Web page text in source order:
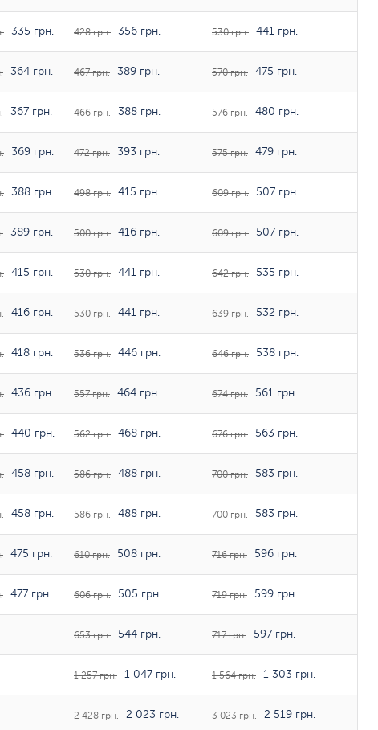
335 грн. 428 грн. 356 грн. 530 грн. 441 грн.
364 грн. 467 грн. 389 грн. 570 грн. 475 грн.
367 грн. 466 грн. 388 грн. 576 грн. 480 грн.
369 грн. 472 грн. 393 грн. 575 грн. 479 грн.
388 грн. 498 грн. 415 грн. 609 грн. 507 грн.
389 грн. 500 грн. 416 грн. 609 грн. 507 грн.
415 грн. 530 грн. 441 грн. 642 грн. 535 грн.
416 грн. 530 грн. 441 грн. 639 грн. 532 грн.
418 грн. 536 грн. 446 грн. 646 грн. 538 грн.
436 грн. 557 грн. 464 грн. 674 грн. 561 грн.
440 грн. 562 грн. 468 грн. 676 грн. 563 грн.
458 грн. 586 грн. 488 грн. 700 грн. 583 грн.
458 грн. 586 грн. 488 грн. 700 грн. 583 грн.
475 грн. 610 грн. 508 грн. 716 грн. 596 грн.
477 грн. 606 грн. 505 грн. 719 грн. 599 грн.
653 грн. 544 грн. 717 грн. 597 грн.
1 257 грн. 1 047 грн. 1 564 грн. 1 303 грн.
2 428 грн. 2 023 грн. 3 023 грн. 2 519 грн.